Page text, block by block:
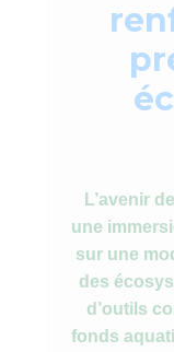
L’avenir
une
sur une
des
d’outils
fonds